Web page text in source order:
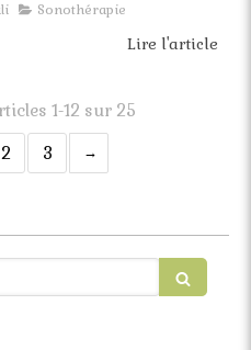
Sonothérapie
Lire l'article
1-12 sur 25
2 3